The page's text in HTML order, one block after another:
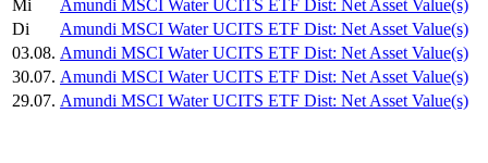
Mi
Amundi MSCI Water UCITS ETF Dist: Net Asset Value(s)
Di
Amundi MSCI Water UCITS ETF Dist: Net Asset Value(s)
03.08. Amundi MSCI Water UCITS ETF Dist: Net Asset Value(s)
30.07. Amundi MSCI Water UCITS ETF Dist: Net Asset Value(s)
29.07. Amundi MSCI Water UCITS ETF Dist: Net Asset Value(s)